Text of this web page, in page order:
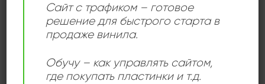
умер 10 июня 2011 года в Надьмароше, Венгрия.
wishlist
Сайт с трафиком – готовое
решение для быстрого старта в
продаже винила.
Обучу – как управлять сайтом,
где покупать пластинки и т.д.